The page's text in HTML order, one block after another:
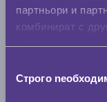
партньори и
комбинират с
наСтрого
Летни